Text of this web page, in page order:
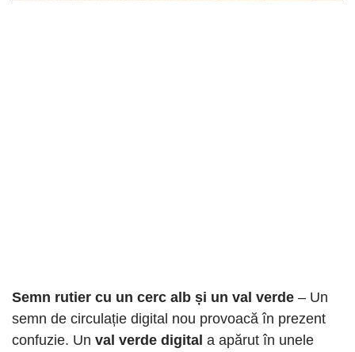
Semn rutier cu un cerc alb și un val verde – Un
semn de circulație digital nou provoacă în prezent
confuzie. Un val verde digital a apărut în unele